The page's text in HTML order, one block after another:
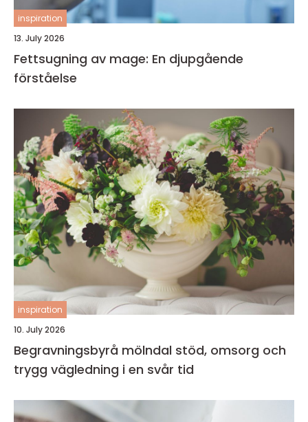
inspiration
13. July 2026
Fettsugning av mage: En djupgående
förståelse
inspiration
10. July 2026
Begravningsbyrå mölndal stöd, omsorg och
trygg vägledning i en svår tid